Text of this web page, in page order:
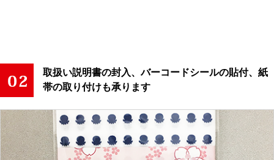
取扱い説明書の封入、バーコードシールの貼付、紙
帯の取り付けも承ります